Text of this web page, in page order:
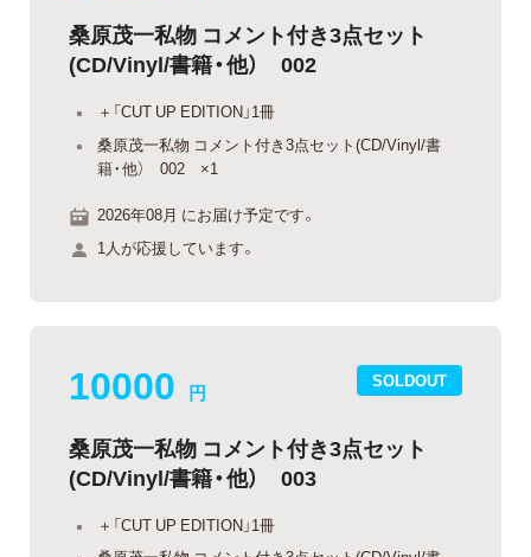
桑原茂一私物 コメント付き3点セット
(CD/Vinyl/書籍・他） 002
＋「CUT UP EDITION」1冊
桑原茂一私物 コメント付き3点セット(CD/Vinyl/書
籍・他） 002 ×1
2026年08月 にお届け予定です。
1人が応援しています。
SOLDOUT
10000 円
桑原茂一私物 コメント付き3点セット
(CD/Vinyl/書籍・他） 003
＋「CUT UP EDITION」1冊